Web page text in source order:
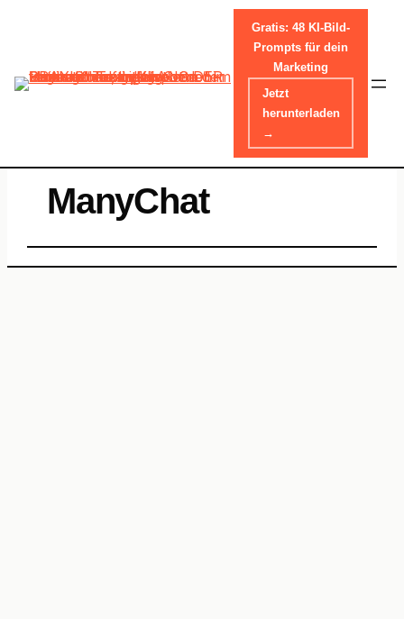
Skip
Gratis: 48 KI-Bild-
Prompts für dein
Marketing
Jetzt
herunterladen
→
ManyChat